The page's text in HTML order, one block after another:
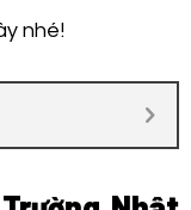
nhé!